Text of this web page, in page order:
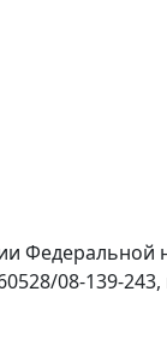
Федеральной
08-139-